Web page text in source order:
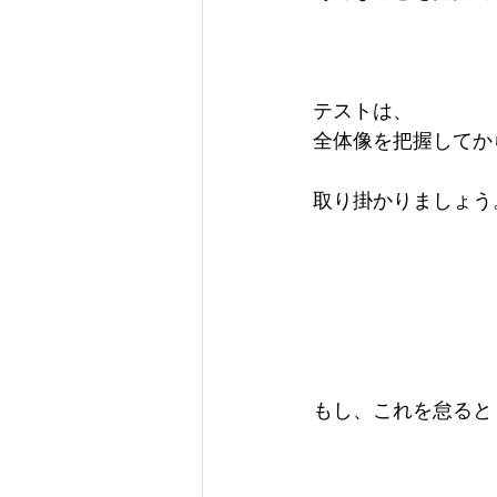
テストは、
全体像を把握してか
取り掛かりましょう
もし、これを怠ると